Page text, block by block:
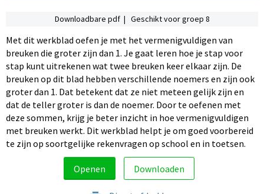
Downloadbare pdf | Geschikt voor groep 8
Met dit werkblad oefen je met het vermenigvuldigen van
breuken die groter zijn dan 1. Je gaat leren hoe je stap voor
stap kunt uitrekenen wat twee breuken keer elkaar zijn. De
breuken op dit blad hebben verschillende noemers en zijn ook
groter dan 1. Dat betekent dat ze niet meteen gelijk zijn en
dat de teller groter is dan de noemer. Door te oefenen met
deze sommen, krijg je beter inzicht in hoe vermenigvuldigen
met breuken werkt. Dit werkblad helpt je om goed voorbereid
te zijn op soortgelijke rekenvragen op school en in toetsen.
Openen Downloaden